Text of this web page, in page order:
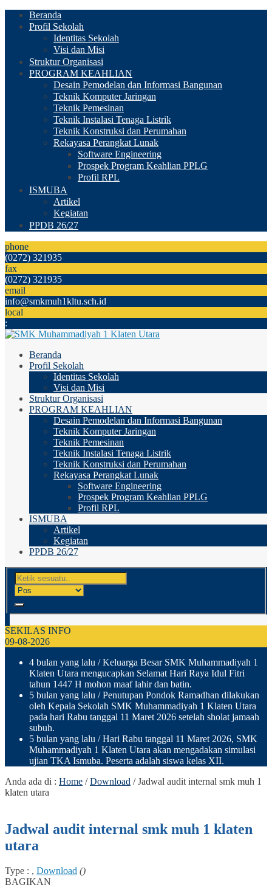
Beranda
Profil Sekolah
Identitas Sekolah
Visi dan Misi
Struktur Organisasi
PROGRAM KEAHLIAN
Desain Pemodelan dan Informasi Bangunan
Teknik Komputer Jaringan
Teknik Pemesinan
Teknik Instalasi Tenaga Listrik
Teknik Konstruksi dan Perumahan
Rekayasa Perangkat Lunak
Software Engineering
Prospek Program Keahlian PPLG
Profil RPL
ISMUBA
Artikel
Kegiatan
PPDB 26/27
phone
(0272) 321935
fax
(0272) 321935
email
info@smkmuh1kltu.sch.id
local
:
Beranda
Profil Sekolah
Identitas Sekolah
Visi dan Misi
Struktur Organisasi
PROGRAM KEAHLIAN
Desain Pemodelan dan Informasi Bangunan
Teknik Komputer Jaringan
Teknik Pemesinan
Teknik Instalasi Tenaga Listrik
Teknik Konstruksi dan Perumahan
Rekayasa Perangkat Lunak
Software Engineering
Prospek Program Keahlian PPLG
Profil RPL
ISMUBA
Artikel
Kegiatan
PPDB 26/27
SEKILAS INFO
09-08-2026
4 bulan yang lalu / Keluarga Besar SMK Muhammadiyah 1
Klaten Utara mengucapkan Selamat Hari Raya Idul Fitri
tahun 1447 H mohon maaf lahir dan batin.
5 bulan yang lalu / Penutupan Pondok Ramadhan dilakukan
oleh Kepala Sekolah SMK Muhammadiyah 1 Klaten Utara
pada hari Rabu tanggal 11 Maret 2026 setelah sholat jamaah
subuh.
5 bulan yang lalu / Hari Rabu tanggal 11 Maret 2026, SMK
Muhammadiyah 1 Klaten Utara akan mengadakan simulasi
ujian TKA Ismuba. Peserta adalah siswa kelas XII.
Anda ada di : Home /Download /Jadwal audit internal smk muh 1
klaten utara
Jadwal audit internal smk muh 1 klaten
utara
Type : , Download ()
BAGIKAN